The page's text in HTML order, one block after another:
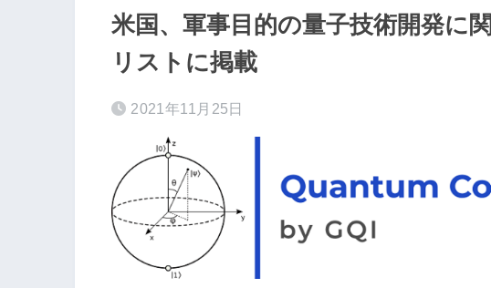
米国、軍事目的の量子技術開発に
リストに掲載
2021年11月25日